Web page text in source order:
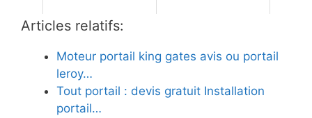
Articles relatifs:
Moteur portail king gates avis ou portail
leroy…
Tout portail : devis gratuit Installation
portail…